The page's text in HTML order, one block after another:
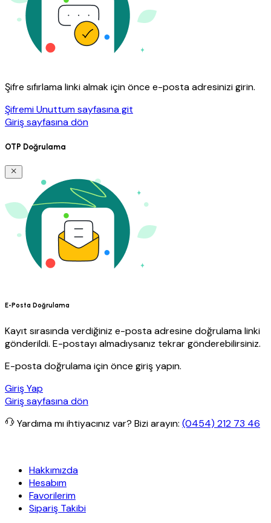
Şifre sıfırlama linki almak için önce e-posta adresinizi girin.
Şifremi Unuttum sayfasına git
Giriş sayfasına dön
OTP Doğrulama
E-Posta Doğrulama
Kayıt sırasında verdiğiniz e-posta adresine doğrulama linki
gönderildi. E-postayı almadıysanız tekrar gönderebilirsiniz.
E-posta doğrulama için önce giriş yapın.
Giriş Yap
Giriş sayfasına dön
Yardıma mı ihtiyacınız var? Bizi arayın: (0454) 212 73 46
Hakkımızda
Hesabım
Favorilerim
Sipariş Takibi